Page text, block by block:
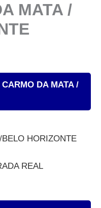
MATA /
DA MATA /
HORIZONTE
REAL